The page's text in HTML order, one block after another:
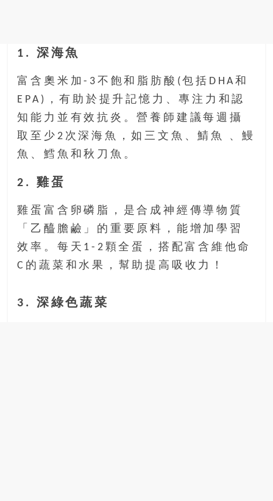
1. 深海魚
富含奧米加-3不飽和脂肪酸(包括DHA和
EPA)，有助於提升記憶力、專注力和認
知能力並有效抗炎。營養師建議每週攝
取至少2次深海魚，如三文魚、鯖魚 、鰻
魚、鱈魚和秋刀魚。
2. 雞蛋
雞蛋富含卵磷脂，是合成神經傳導物質
「乙醯膽鹼」的重要原料，能增加學習
效率。每天1-2顆全蛋，搭配富含維他命
C的蔬菜和水果，幫助提高吸收力！
3. 深綠色蔬菜